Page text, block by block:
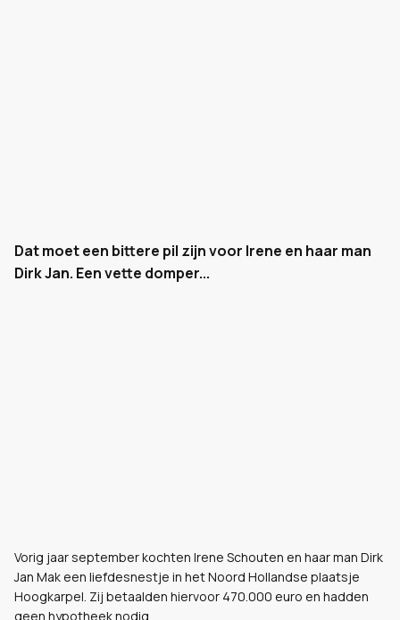
Dat moet een bittere pil zijn voor Irene en haar man
Dirk Jan. Een vette domper...
Vorig jaar september kochten Irene Schouten en haar man Dirk
Jan Mak een liefdesnestje in het Noord Hollandse plaatsje
Hoogkarpel. Zij betaalden hiervoor 470.000 euro en hadden
geen hypotheek nodig.